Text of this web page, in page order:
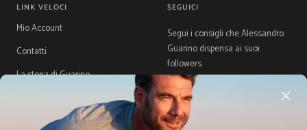
LINK VELOCI
Mio Account
Contatti
La storia di Guarino
Guida Taglie
SEGUICI
Segui i consigli che Alessandro
Guarino dispensa ai suoi
followers.